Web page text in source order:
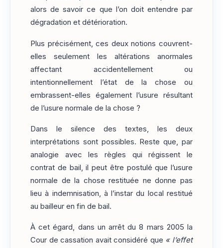
alors de savoir ce que l’on doit entendre par
dégradation et détérioration.
Plus précisément, ces deux notions couvrent-
elles seulement les altérations anormales
affectant accidentellement ou
intentionnellement l’état de la chose ou
embrassent-elles également l’usure résultant
de l’usure normale de la chose ?
Dans le silence des textes, les deux
interprétations sont possibles. Reste que, par
analogie avec les règles qui régissent le
contrat de bail, il peut être postulé que l’usure
normale de la chose restituée ne donne pas
lieu à indemnisation, à l’instar du local restitué
au bailleur en fin de bail.
À cet égard, dans un arrêt du 8 mars 2005 la
Cour de cassation avait considéré que « l’effet